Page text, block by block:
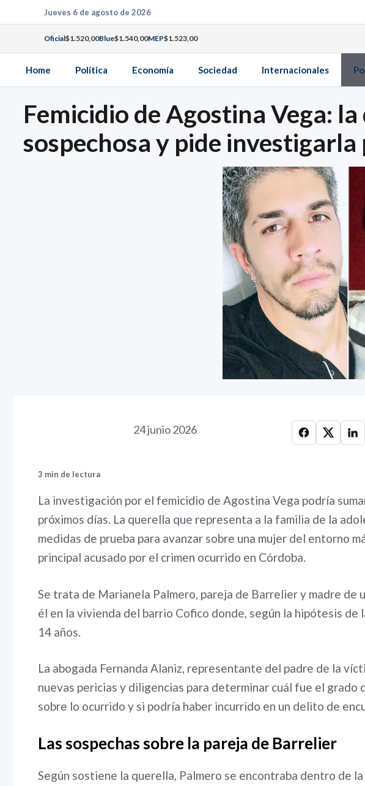
al
contenido
Jueves 6 de agosto de 2026
Oficial$1.520,00Blue$1.540,00MEP$1.523,00
Home Política Economía Sociedad Internacionales
Femicidio de Agostina Vega:
sospechosa y pide
24 junio 2026
3 min de lectura
La investigación por el femicidio de Agostina Vega podría
próximos días. La querella que representa a la familia de la
medidas de prueba para avanzar sobre una mujer del entorno
principal acusado por el crimen ocurrido en Córdoba.
Se trata de Marianela Palmero, pareja de Barrelier y madre de
él en la vivienda del barrio Cofico donde, según la hipótesis de
14 años.
La abogada Fernanda Alaniz, representante del padre de la
nuevas pericias y diligencias para determinar cuál fue el grado
sobre lo ocurrido y si podría haber incurrido en un delito de
Las sospechas sobre la pareja de Barrelier
Según sostiene la querella, Palmero se encontraba dentro de